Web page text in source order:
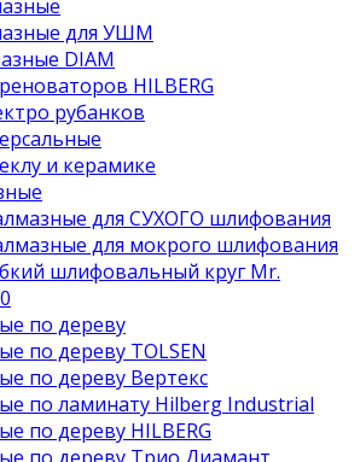
для УШМ
DIAM
HILBERG
рубанков
и керамике
для СУХОГО шлифования
для мокрого шлифования
шлифовальный круг Mr.
по дереву
по дереву TOLSEN
по дереву Вертекс
по ламинату Hilberg Industrial
по дереву HILBERG